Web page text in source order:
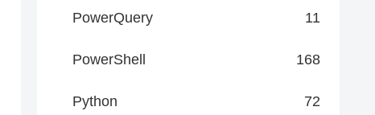
PowerQuery 11
PowerShell 168
Python 72